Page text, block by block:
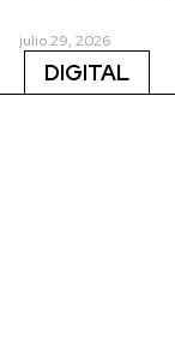
julio 29, 2026
DIGITAL